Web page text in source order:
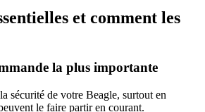
et comment les
la plus importante
sécurité de votre Beagle, surtout en
le faire partir en courant.